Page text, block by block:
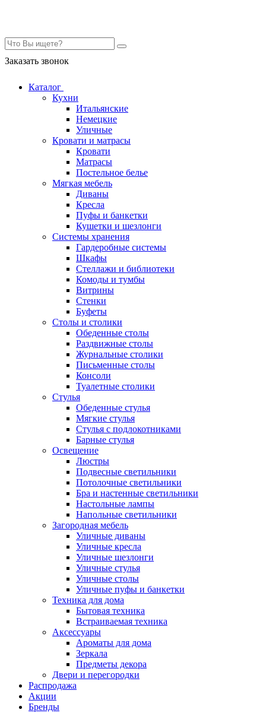
Заказать звонок
Каталог
Кухни
Итальянские
Немецкие
Уличные
Кровати и матрасы
Кровати
Матрасы
Постельное белье
Мягкая мебель
Диваны
Кресла
Пуфы и банкетки
Кушетки и шезлонги
Системы хранения
Гардеробные системы
Шкафы
Стеллажи и библиотеки
Комоды и тумбы
Витрины
Стенки
Буфеты
Столы и столики
Обеденные столы
Раздвижные столы
Журнальные столики
Письменные столы
Консоли
Туалетные столики
Стулья
Обеденные стулья
Мягкие стулья
Стулья с подлокотниками
Барные стулья
Освещение
Люстры
Подвесные светильники
Потолочные светильники
Бра и настенные светильники
Настольные лампы
Напольные светильники
Загородная мебель
Уличные диваны
Уличные кресла
Уличные шезлонги
Уличные стулья
Уличные столы
Уличные пуфы и банкетки
Техника для дома
Бытовая техника
Встраиваемая техника
Аксессуары
Ароматы для дома
Зеркала
Предметы декора
Двери и перегородки
Распродажа
Акции
Бренды